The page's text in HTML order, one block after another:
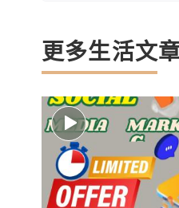
更多生活文